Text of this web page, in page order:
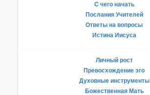
С чего начать
Послания Учителей
Ответы на вопросы
Истина Иисуса
Личный рост
Превосхождение эго
Духовные инструменты
Божественная Мать